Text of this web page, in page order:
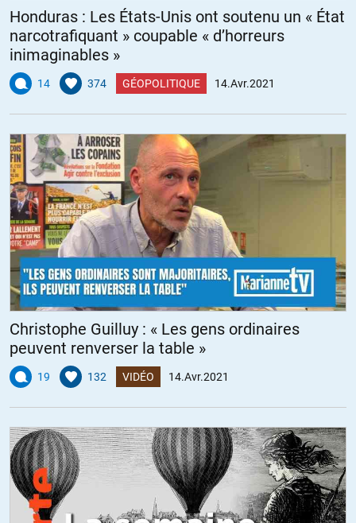
Honduras : Les États-Unis ont soutenu un « État
narcotrafiquant » coupable « d’horreurs
inimaginables »
14 374 GÉOPOLITIQUE 14.Avr.2021
Christophe Guilluy : « Les gens ordinaires
peuvent renverser la table »
19 132 VIDÉO 14.Avr.2021